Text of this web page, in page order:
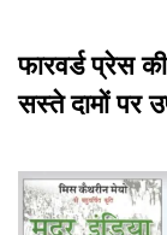
फारवर्ड प्रेस
सस्ते दामों पर